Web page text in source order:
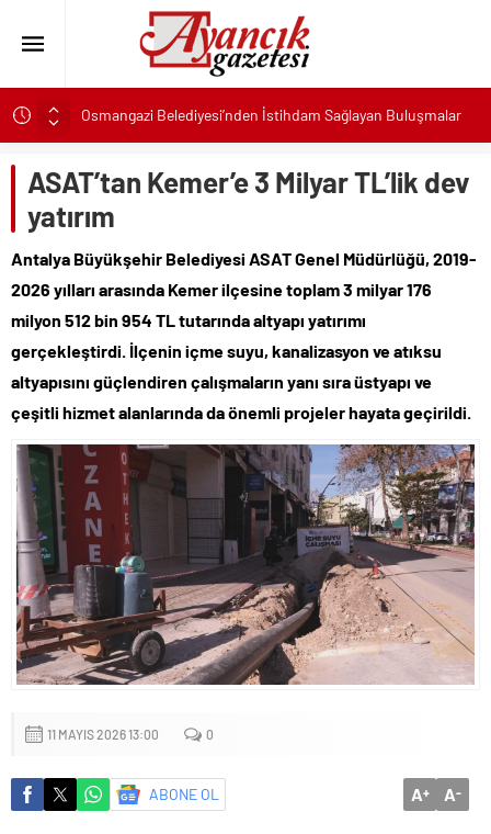
Osmangazi Belediyesi’nden İstihdam Sağlayan Buluşmalar
Başkan Eşki’den Çamdibi çıkarması: “Halkımızın içinde,
Bornova’nın hizmetindeyiz”
Konak’ta imzalar fırsat eşitliği için atıldı
Çıkmaya Devam Edeceğiz”
K. Menderes’te AKTAŞ Bereketi
Başkan Hatice Gençay: “Didim’in Her Noktasında Gece
Gündüz Sahadayız”
Başkan Çerçioğlu’ndan 7 Eylül Temalı Ödüllü Resim, Şiir ve
Destekliyoruz”
Torbalı’nın kuru domates emekçileri yalnız bırakılmadı
Küçük işletmeler büyük siber risklerle karşı karşıya
ASAT’tan Kemer’e 3 Milyar TL’lik dev
yatırım
Antalya Büyükşehir Belediyesi ASAT Genel Müdürlüğü, 2019-
2026 yılları arasında Kemer ilçesine toplam 3 milyar 176
milyon 512 bin 954 TL tutarında altyapı yatırımı
gerçekleştirdi. İlçenin içme suyu, kanalizasyon ve atıksu
altyapısını güçlendiren çalışmaların yanı sıra üstyapı ve
çeşitli hizmet alanlarında da önemli projeler hayata geçirildi.
11 MAYIS 2026 13:00 0
ABONE OL A+ A-